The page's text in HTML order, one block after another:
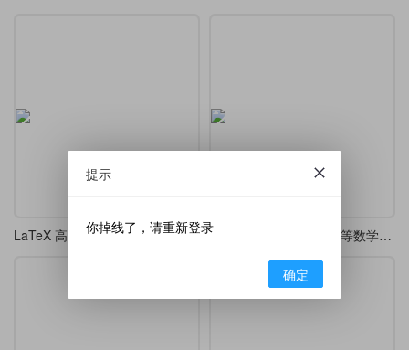
LaTeX 高考 / 模拟考精美排版模板 《锦色微积分》 ——高等数学课堂笔记·炫彩版
提示
你掉线了，请重新登录
确定